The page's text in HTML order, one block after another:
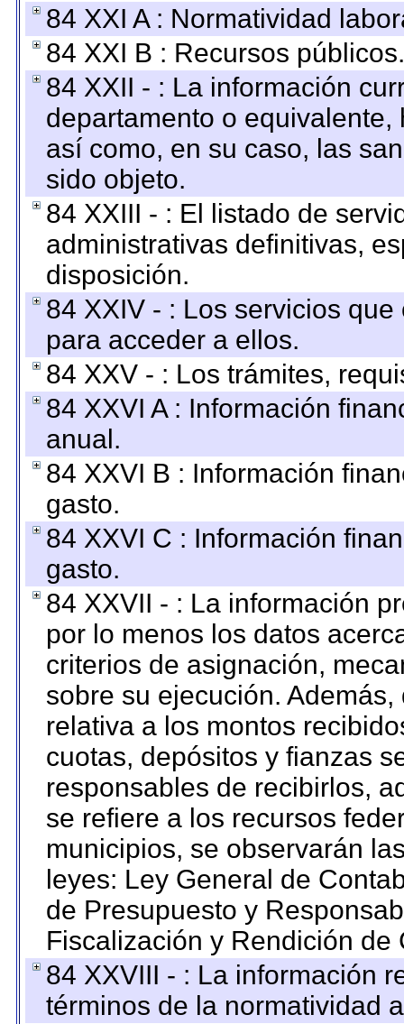
84 XXI A : Normatividad
84 XXI B : Recursos públicos.
84 XXII - : La información
departamento o
así como, en su caso, las
sido objeto.
84 XXIII - : El listado de
administrativas definitivas,
disposición.
84 XXIV - : Los servicios
para acceder a ellos.
84 XXV - : Los trámites,
84 XXVI A : Información
anual.
84 XXVI B : Información
gasto.
84 XXVI C : Información
gasto.
84 XXVII - : La información
por lo menos los datos
criterios de asignación,
sobre su ejecución.
relativa a los montos
cuotas, depósitos y fianzas
responsables de recibirlos,
se refiere a los recursos
municipios, se observarán
leyes: Ley General de
de Presupuesto y
Fiscalización y Rendición
84 XXVIII - : La información
términos de la normatividad